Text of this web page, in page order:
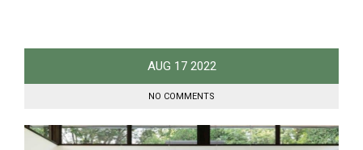
AUG 17 2022
NO COMMENTS